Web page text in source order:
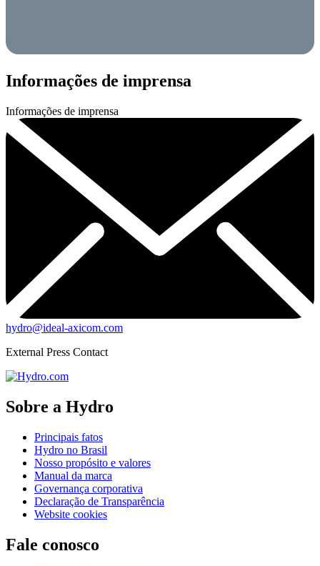
Informações de imprensa
Informações de imprensa
hydro@ideal-axicom.com
External Press Contact
Sobre a Hydro
Principais fatos
Hydro no Brasil
Nosso propósito e valores
Manual da marca
Governança corporativa
Declaração de Transparência
Website cookies
Fale conosco